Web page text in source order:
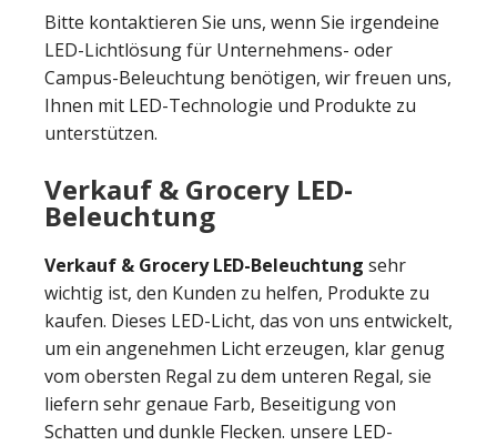
Bitte kontaktieren Sie uns, wenn Sie irgendeine
LED-Lichtlösung für Unternehmens- oder
Campus-Beleuchtung benötigen, wir freuen uns,
Ihnen mit LED-Technologie und Produkte zu
unterstützen.
Verkauf & Grocery LED-
Beleuchtung
Verkauf & Grocery LED-Beleuchtung sehr
wichtig ist, den Kunden zu helfen, Produkte zu
kaufen. Dieses LED-Licht, das von uns entwickelt,
um ein angenehmen Licht erzeugen, klar genug
vom obersten Regal zu dem unteren Regal, sie
liefern sehr genaue Farb, Beseitigung von
Schatten und dunkle Flecken. unsere LED-